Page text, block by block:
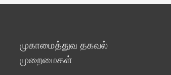
முகாமைத்துவ தகவல்
முறைமைகள்